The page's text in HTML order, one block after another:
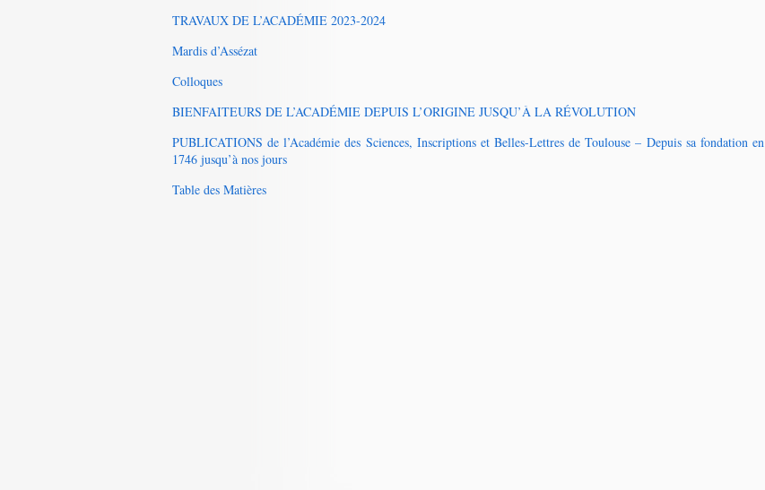
TRAVAUX DE L’ACADÉMIE 2023-2024
Mardis d’Assézat
Colloques
BIENFAITEURS DE L’ACADÉMIE DEPUIS L’ORIGINE JUSQU’À LA RÉVOLUTION
PUBLICATIONS de l’Académie des Sciences, Inscriptions et Belles-Lettres de Toulouse – Depuis sa fondation en
1746 jusqu’à nos jours
Table des Matières